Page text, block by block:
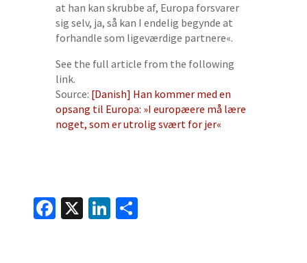
at han kan skrubbe af, Europa forsvarer
sig selv, ja, så kan I endelig begynde at
forhandle som ligeværdige partnere«.
See the full article from the following
link.
Source: [Danish] Han kommer med en
opsang til Europa: »I europæere må lære
noget, som er utrolig svært for jer«
Facebook
X LinkedIn
Share